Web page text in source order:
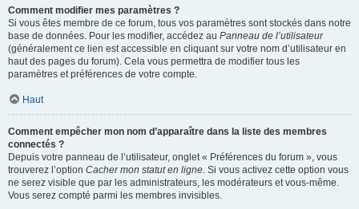
Comment modifier mes paramètres ?
Si vous êtes membre de ce forum, tous vos paramètres sont stockés dans notre
base de données. Pour les modifier, accédez au Panneau de l’utilisateur
(généralement ce lien est accessible en cliquant sur votre nom d’utilisateur en
haut des pages du forum). Cela vous permettra de modifier tous les
paramètres et préférences de votre compte.
Haut
Comment empêcher mon nom d’apparaître dans la liste des membres
connectés ?
Depuis votre panneau de l’utilisateur, onglet « Préférences du forum », vous
trouverez l’option Cacher mon statut en ligne . Si vous activez cette option vous
ne serez visible que par les administrateurs, les modérateurs et vous-même.
Vous serez compté parmi les membres invisibles.